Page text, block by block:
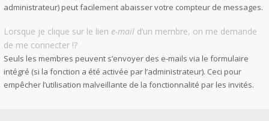
administrateur) peut facilement abaisser votre compteur de messages.
Lorsque je clique sur le lien e-mail d’un membre, on me demande
de me connecter !?
Seuls les membres peuvent s’envoyer des e-mails via le formulaire
intégré (si la fonction a été activée par l’administrateur). Ceci pour
empêcher l’utilisation malveillante de la fonctionnalité par les invités.